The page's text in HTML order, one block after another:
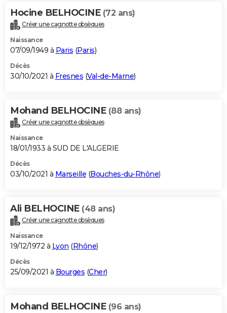
Hocine BELHOCINE (72 ans)
Créer une cagnotte obsèques
Naissance
07/09/1949 à Paris (Paris)
Décès
30/10/2021 à Fresnes (Val-de-Marne)
Mohand BELHOCINE (88 ans)
Créer une cagnotte obsèques
Naissance
18/01/1933 à SUD DE L'ALGERIE
Décès
03/10/2021 à Marseille (Bouches-du-Rhône)
Ali BELHOCINE (48 ans)
Créer une cagnotte obsèques
Naissance
19/12/1972 à Lyon (Rhône)
Décès
25/09/2021 à Bourges (Cher)
Mohand BELHOCINE (96 ans)